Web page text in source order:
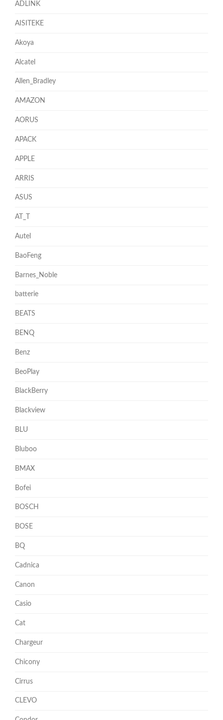
ADLINK
AISITEKE
Akoya
Alcatel
Allen_Bradley
AMAZON
AORUS
APACK
APPLE
ARRIS
ASUS
AT_T
Autel
BaoFeng
Barnes_Noble
batterie
BEATS
BENQ
Benz
BeoPlay
BlackBerry
Blackview
BLU
Bluboo
BMAX
Bofei
BOSCH
BOSE
BQ
Cadnica
Canon
Casio
Cat
Chargeur
Chicony
Cirrus
CLEVO